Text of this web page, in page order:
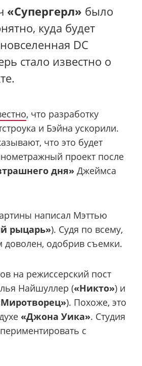
«Супергерл» было
куда будет
DC
стало известно о
, что разработку
и Бэйна ускорили.
что это будет
проект после
дня» Джеймса
написал Мэттью
рыцарь»). Судя по всему,
доволен, одобрив съемки.
на режиссерский пост
Найшуллер («Никто») и
). Похоже, это
«Джона Уика». Студия
с